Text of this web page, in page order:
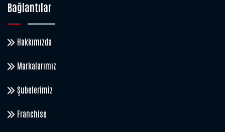
Bağlantılar
Hakkımızda
Markalarımız
Şubelerimiz
Franchise